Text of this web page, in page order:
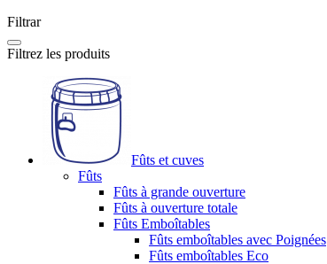
Filtrar
Filtrez les produits
Fûts et cuves
Fûts
Fûts à grande ouverture
Fûts à ouverture totale
Fûts Emboîtables
Fûts emboîtables avec Poignées
Fûts emboîtables Eco